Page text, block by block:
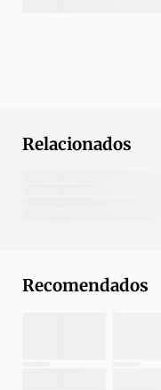
Relacionados
Recomendados